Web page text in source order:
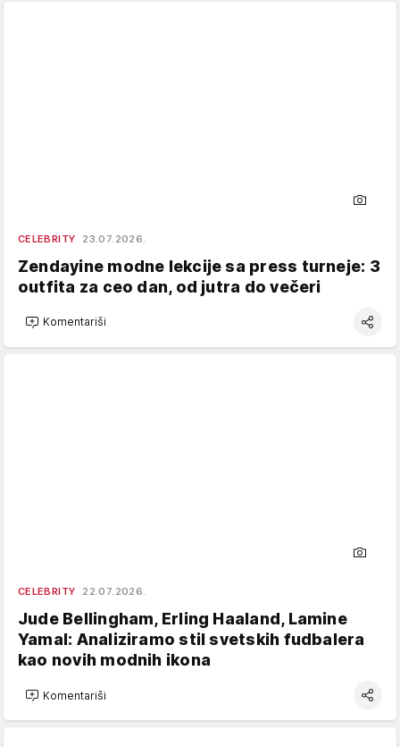
CELEBRITY 23.07.2026.
Zendayine modne lekcije sa press turneje: 3
outfita za ceo dan, od jutra do večeri
Komentariši
CELEBRITY 22.07.2026.
Jude Bellingham, Erling Haaland, Lamine
Yamal: Analiziramo stil svetskih fudbalera
kao novih modnih ikona
Komentariši